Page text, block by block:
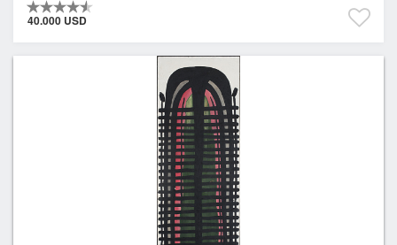
40.000 USD